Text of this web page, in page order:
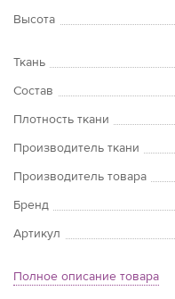
Высота
Ткань
Состав
Плотность ткани
Производитель ткани
Производитель товара
Бренд
Артикул
Полное описание товара